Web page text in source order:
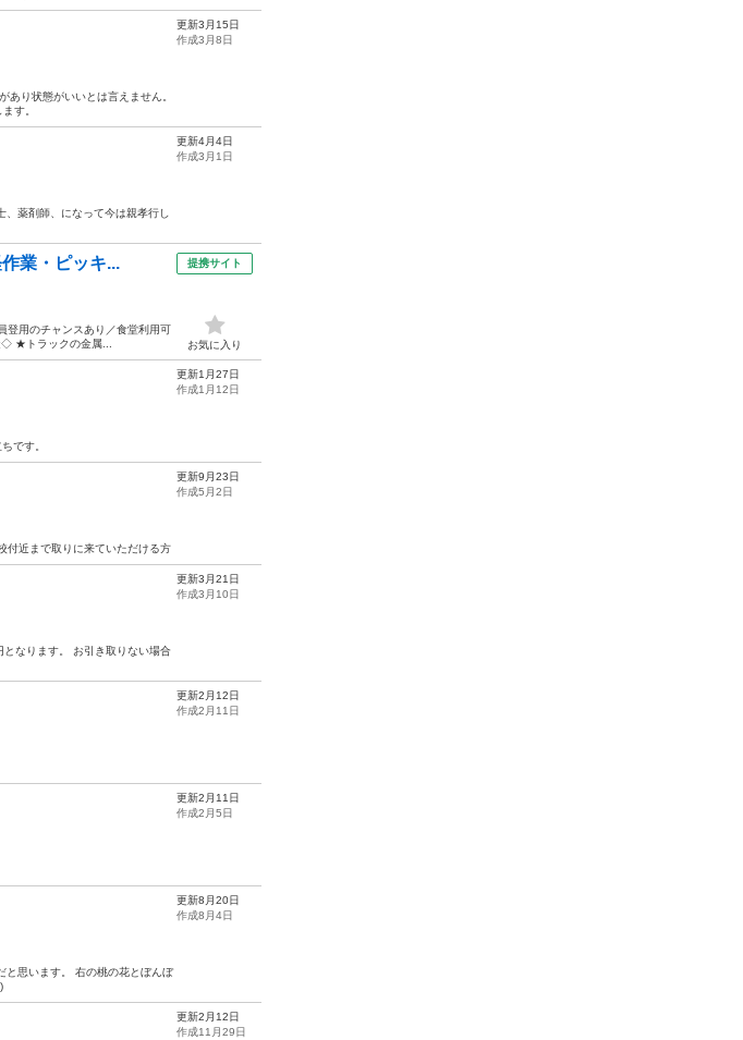
り状態がいいとは言えません。
す。
更新3月15日
作成3月8日
薬剤師、になって今は親孝行し
更新4月4日
作成3月1日
業・ピッキ...
登用のチャンスあり／食堂利用可
★トラックの金属...
提携サイト
お気に入り
です。
更新1月27日
作成1月12日
近まで取りに来ていただける方
更新9月23日
作成5月2日
なります。 お引き取りない場合
更新3月21日
作成3月10日
更新2月12日
作成2月11日
更新2月11日
作成2月5日
と思います。 右の桃の花とぼんぼ
更新8月20日
作成8月4日
更新2月12日
作成11月29日